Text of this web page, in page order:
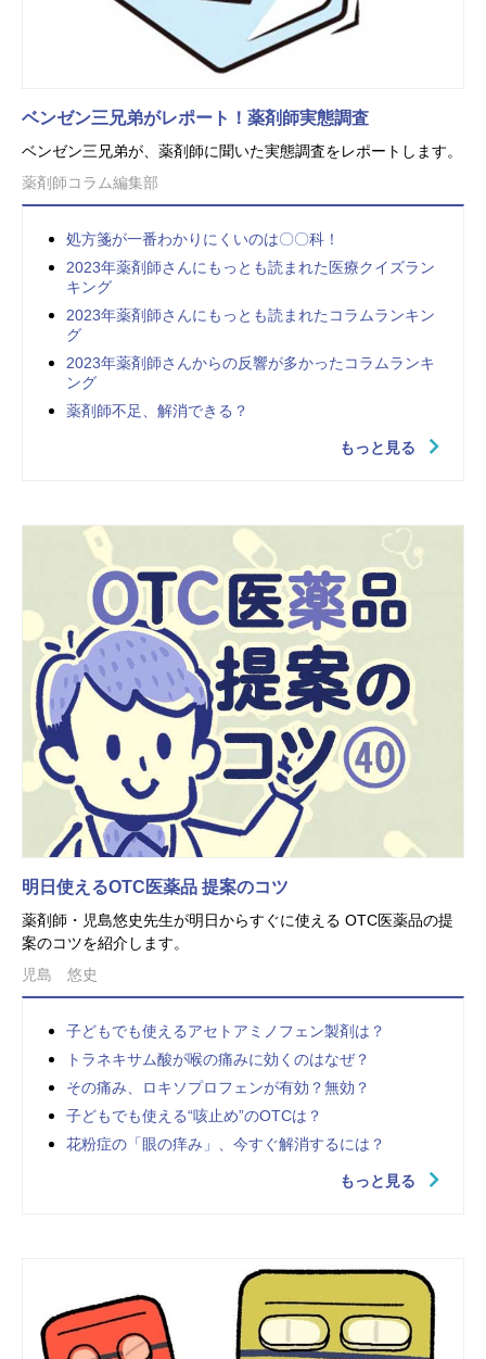
ベンゼン三兄弟がレポート！薬剤師実態調査
ベンゼン三兄弟が、薬剤師に聞いた実態調査をレポートします。
薬剤師コラム編集部
処方箋が一番わかりにくいのは〇〇科！
2023年薬剤師さんにもっとも読まれた医療クイズラン
キング
2023年薬剤師さんにもっとも読まれたコラムランキン
グ
2023年薬剤師さんからの反響が多かったコラムランキ
ング
薬剤師不足、解消できる？
もっと見る
明日使えるOTC医薬品 提案のコツ
薬剤師・児島悠史先生が明日からすぐに使える OTC医薬品の提
案のコツを紹介します。
児島 悠史
子どもでも使えるアセトアミノフェン製剤は？
トラネキサム酸が喉の痛みに効くのはなぜ？
その痛み、ロキソプロフェンが有効？無効？
子どもでも使える“咳止め”のOTCは？
花粉症の「眼の痒み」、今すぐ解消するには？
もっと見る